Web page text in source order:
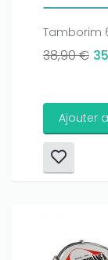
Tamborim
38,90 €
Ajouter